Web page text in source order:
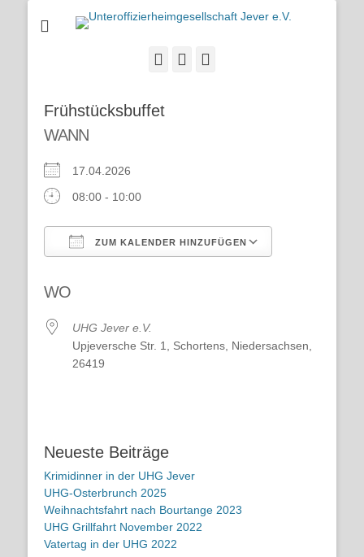
Homepage der UHG Jever e.V.
Website
Frühstücksbuffet
WANN
17.04.2026
08:00 - 10:00
ZUM KALENDER HINZUFÜGEN
WO
UHG Jever e.V.
Upjeversche Str. 1, Schortens, Niedersachsen,
26419
Neueste Beiträge
Krimidinner in der UHG Jever
UHG-Osterbrunch 2025
Weihnachtsfahrt nach Bourtange 2023
UHG Grillfahrt November 2022
Vatertag in der UHG 2022